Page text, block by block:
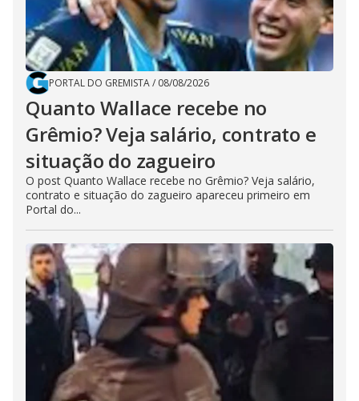
PORTAL DO GREMISTA/ 08/08/2026
Quanto Wallace recebe no
Grêmio? Veja salário, contrato e
situação do zagueiro
O post Quanto Wallace recebe no Grêmio? Veja salário,
contrato e situação do zagueiro apareceu primeiro em
Portal do...